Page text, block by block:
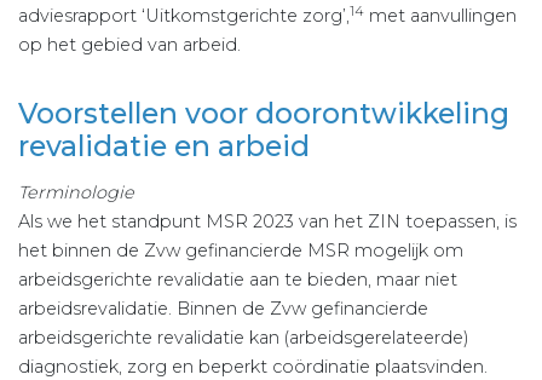
adviesrapport ‘Uitkomstgerichte zorg’,14 met aanvullingen
op het gebied van arbeid.
Voorstellen voor doorontwikkeling
revalidatie en arbeid
Terminologie
Als we het standpunt MSR 2023 van het ZIN toepassen, is
het binnen de Zvw gefinancierde MSR mogelijk om
arbeidsgerichte revalidatie aan te bieden, maar niet
arbeidsrevalidatie. Binnen de Zvw gefinancierde
arbeidsgerichte revalidatie kan (arbeidsgerelateerde)
diagnostiek, zorg en beperkt coördinatie plaatsvinden.